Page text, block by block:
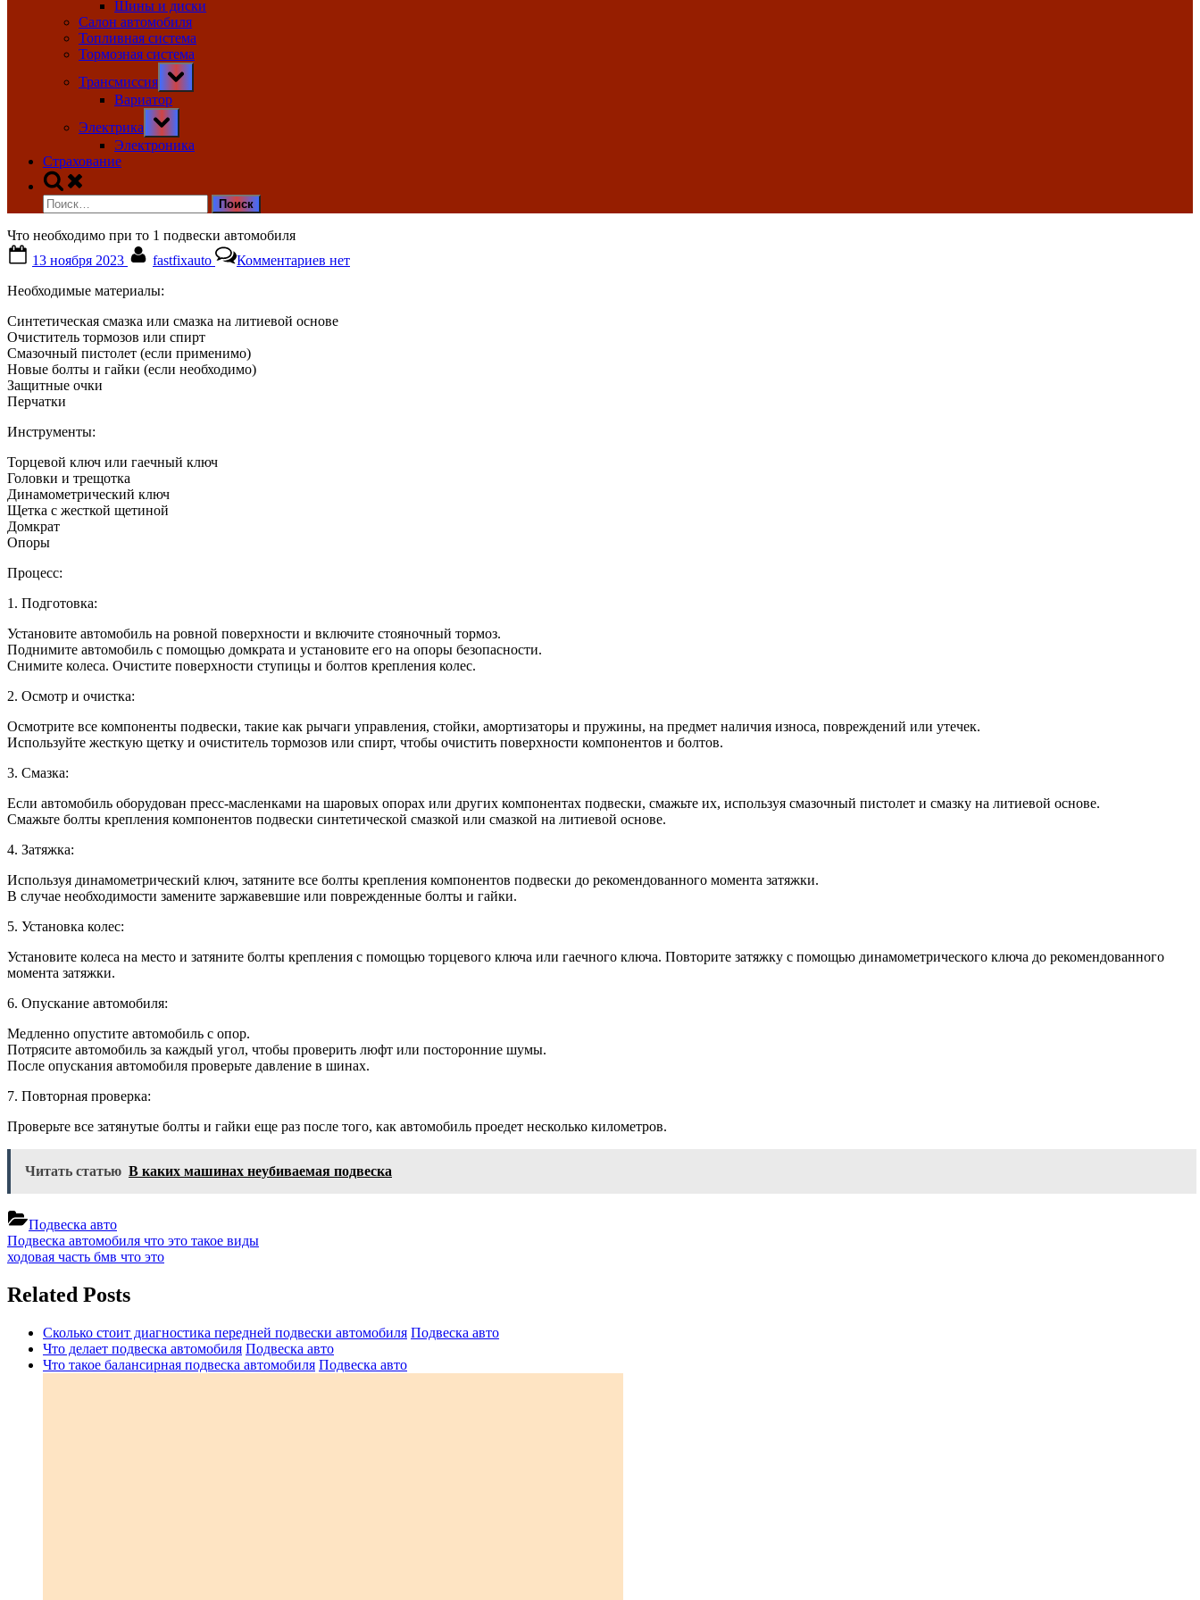
Шины и диски
Салон автомобиля
Топливная система
Тормозная система
Трансмиссия
Toggle
sub-
menu
Вариатор
Электрика
Toggle
sub-
menu
Электроника
Страхование
Toggle
search
form
Найти:
Что необходимо при то 1 подвески автомобиля
on
13 ноября 2023 fastfixauto Комментариевзаписи
то
нет
Необходимые материалы:
Синтетическая смазка или смазка на литиевой основе
Очиститель тормозов или спирт
Смазочный пистолет (если применимо)
Новые болты и гайки (если необходимо)
Защитные очки
Перчатки
Инструменты:
Торцевой ключ или гаечный ключ
Головки и трещотка
Динамометрический ключ
Щетка с жесткой щетиной
Домкрат
Опоры
Процесс:
1. Подготовка:
Установите автомобиль на ровной поверхности и включите стояночный тормоз.
Поднимите автомобиль с помощью домкрата и установите его на опоры безопасности.
Снимите колеса. Очистите поверхности ступицы и болтов крепления колес.
2. Осмотр и очистка:
Осмотрите все компоненты подвески, такие как рычаги управления, стойки, амортизаторы и пружины, на предмет наличия износа, повреждений или утечек.
Используйте жесткую щетку и очиститель тормозов или спирт, чтобы очистить поверхности компонентов и болтов.
3. Смазка:
Если автомобиль оборудован пресс-масленками на шаровых опорах или других компонентах подвески, смажьте их, используя смазочный пистолет и смазку на литиевой основе.
Смажьте болты крепления компонентов подвески синтетической смазкой или смазкой на литиевой основе.
4. Затяжка:
Используя динамометрический ключ, затяните все болты крепления компонентов подвески до рекомендованного момента затяжки.
В случае необходимости замените заржавевшие или поврежденные болты и гайки.
5. Установка колес:
Установите колеса на место и затяните болты крепления с помощью торцевого ключа или гаечного ключа. Повторите затяжку с помощью динамометрического ключа до рекомендованного
момента затяжки.
6. Опускание автомобиля:
Медленно опустите автомобиль с опор.
Потрясите автомобиль за каждый угол, чтобы проверить люфт или посторонние шумы.
После опускания автомобиля проверьте давление в шинах.
7. Повторная проверка:
Проверьте все затянутые болты и гайки еще раз после того, как автомобиль проедет несколько километров.
Читать статью В каких машинах неубиваемая подвеска
Подвеска авто
Навигация
по
записям
Previous
Post:
Подвеска автомобиля что это такое виды
Next
ходовая часть бмв что это
Related Posts
Сколько стоит диагностика передней подвески автомобиля Подвеска авто
Что делает подвеска автомобиля Подвеска авто
Что такое балансирная подвеска автомобиля Подвеска авто